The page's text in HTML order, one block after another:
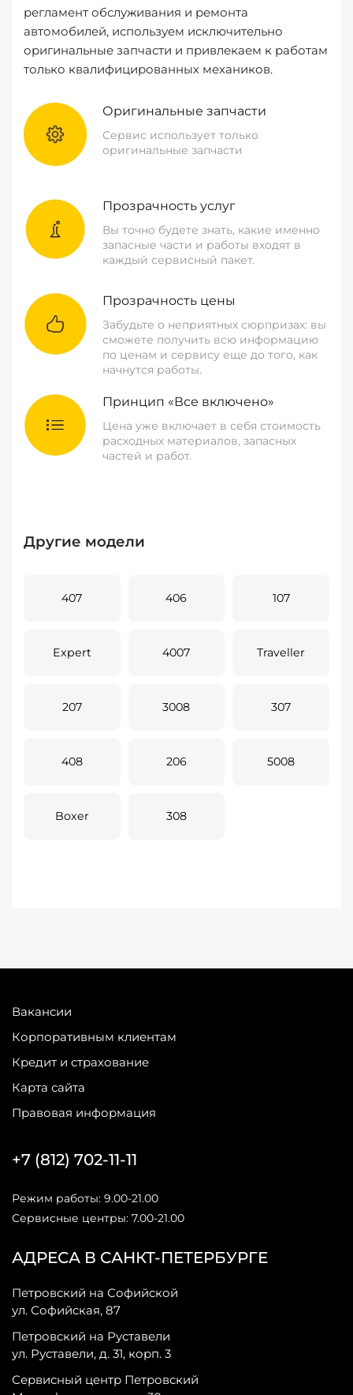
регламент обслуживания и ремонта
автомобилей, используем исключительно
оригинальные запчасти и привлекаем к работам
только квалифицированных механиков.
Оригинальные запчасти
Сервис использует только
оригинальные запчасти
Прозрачность услуг
Вы точно будете знать, какие именно
запасные части и работы входят в
каждый сервисный пакет.
Прозрачность цены
Забудьте о неприятных сюрпризах: вы
сможете получить всю информацию
по ценам и сервису еще до того, как
начнутся работы.
Принцип «Все включено»
Цена уже включает в себя стоимость
расходных материалов, запасных
частей и работ.
Другие модели
407 406 107
Expert 4007 Traveller
207 3008 307
408 206 5008
Boxer 308
Вакансии
Корпоративным клиентам
Кредит и страхование
Карта сайта
Правовая информация
АДРЕСА В САНКТ-ПЕТЕРБУРГЕ
Петровский на Софийской
ул. Софийская, 87
Петровский на Руставели
ул. Руставели, д. 31, корп. 3
Сервисный центр Петровский
+7 (812) 702-11-11
Режим работы: 9.00-21.00
Сервисные центры: 7.00-21.00